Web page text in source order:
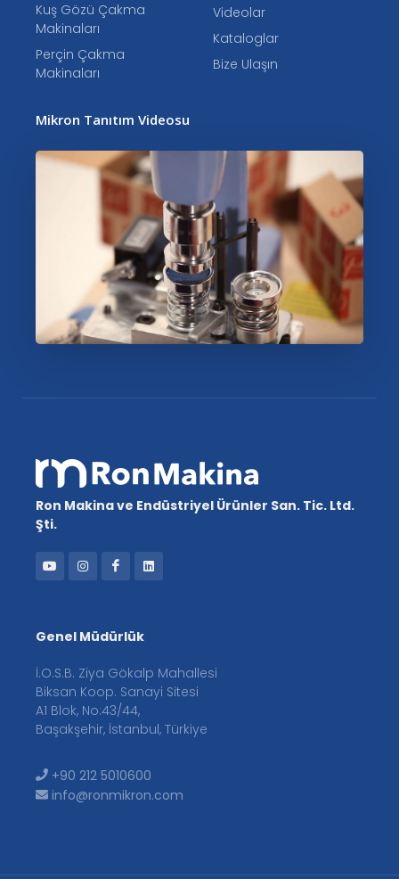
Kuş Gözü Çakma
Makinaları
Perçin Çakma
Makinaları
Videolar
Kataloglar
Bize Ulaşın
Mikron Tanıtım Videosu
Ron Makina ve Endüstriyel Ürünler San. Tic. Ltd.
Şti.
Genel Müdürlük
İ.O.S.B. Ziya Gökalp Mahallesi
Biksan Koop. Sanayi Sitesi
A1 Blok, No:43/44,
Başakşehir, İstanbul, Türkiye
+90 212 5010600
info@ronmikron.com